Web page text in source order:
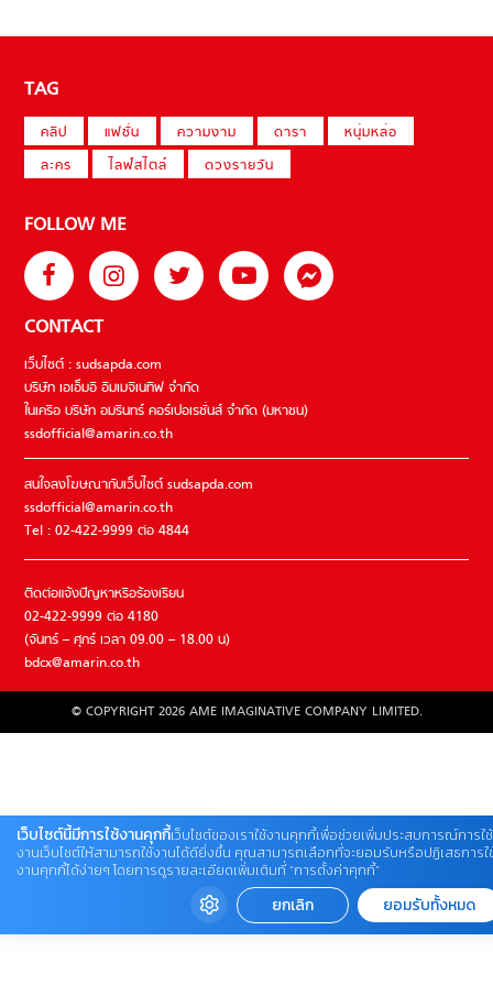
TAG
คลิป แฟชั่น ความงาม ดารา
หนุ่มหล่อ
ละคร
ไลฟ์สไตล์ ดวงรายวัน
FOLLOW ME
CONTACT
เว็บไซต์ : sudsapda.com
บริษัท เอเอ็มอี อิมเมจิเนทีฟ จำกัด
ในเครือ บริษัท อมรินทร์ คอร์เปอเรชั่นส์ จำกัด (มหาชน)
ssdofficial@amarin.co.th
สนใจลงโฆษณากับเว็บไซต์ sudsapda.com
ssdofficial@amarin.co.th
Tel : 02-422-9999 ต่อ 4844
ติดต่อแจ้งปัญหาหรือร้องเรียน
02-422-9999 ต่อ 4180
(จันทร์ – ศุกร์ เวลา 09.00 – 18.00 น)
bdcx@amarin.co.th
© COPYRIGHT 2026 AME IMAGINATIVE COMPANY LIMITED.
เว็บไซต์นี้มีการใช้งานคุกกี้เว็บไซต์ของเราใช้งานคุกกี้เพื่อช่วยเพิ่มประสบการณ์การใช้
งานเว็บไซต์ให้สามารถใช้งานได้ดียิ่งขึ้น คุณสามารถเลือกที่จะยอมรับหรือปฏิเสธการใ
งานคุกกี้ได้ง่ายๆ โดยการดูรายละเอียดเพิ่มเติมที่ “การตั้งค่าคุกกี้”
ยกเลิก ยอมรับทั้งหมด